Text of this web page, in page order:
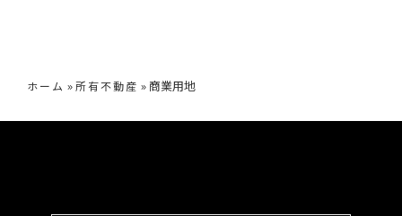
ホーム »所有不動産 » 商業用地